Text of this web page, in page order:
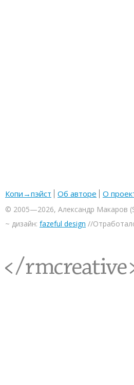
Копи→пэйст Об авторе О
© 2005—2026, Александр Макаров
~ дизайн: fazeful design //
<rmcreative/>